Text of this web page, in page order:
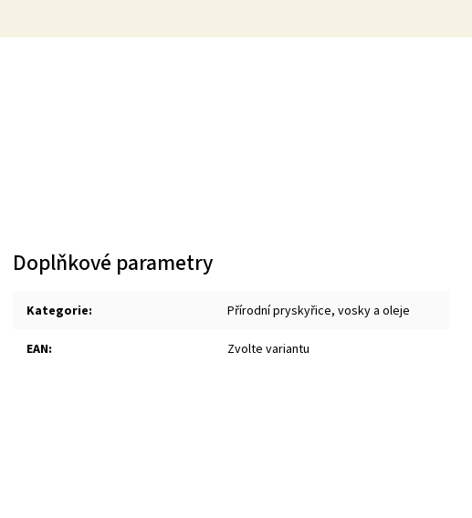
Doplňkové parametry
Kategorie: Přírodní pryskyřice, vosky a oleje
EAN: Zvolte variantu